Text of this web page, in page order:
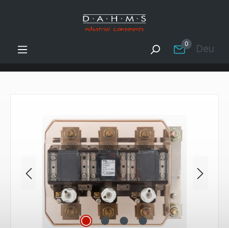
Zum Hauptinhalt springen
0
Bildergalerie überspringen